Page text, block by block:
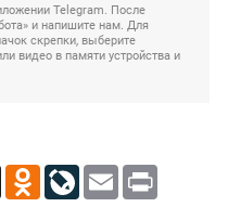
Telegram. После
и напишите нам. Для
скрепки, выберите
видео в памяти устройства и
X Odnoklassniki
LiveJournal
Email Print